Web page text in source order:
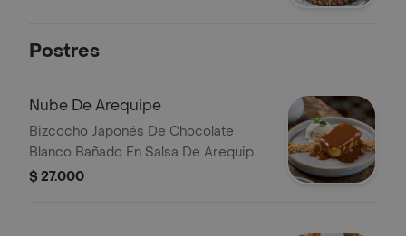
Postres
Nube De Arequipe
Bizcocho Japonés De Chocolate
Blanco Bañado En Salsa De Arequipe
Caliente Acompañado De Helado De
$ 27.000